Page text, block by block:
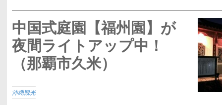
中国式庭園【福州園】が
夜間ライトアップ中！
（那覇市久米）
沖縄観光